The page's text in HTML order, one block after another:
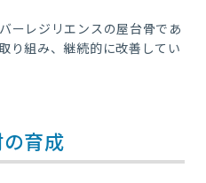
ーレジリエンスの屋台骨であ
り組み、継続的に改善してい
育成